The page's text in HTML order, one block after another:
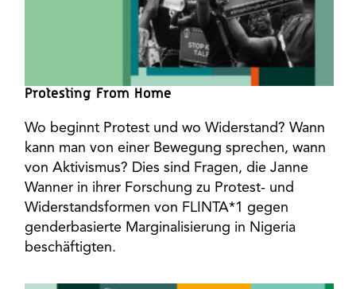
Protesting From Home
Wo beginnt Protest und wo Widerstand? Wann
kann man von einer Bewegung sprechen, wann
von Aktivismus? Dies sind Fragen, die Janne
Wanner in ihrer Forschung zu Protest- und
Widerstandsformen von FLINTA*1 gegen
genderbasierte Marginalisierung in Nigeria
beschäftigten.